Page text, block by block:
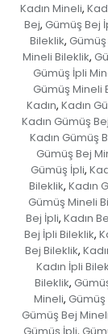
Kadın Mineli,
Bej, Gümüş Bej
Bileklik, Gümüş
Mineli Bileklik,
Gümüş İpli
Gümüş Mineli
Kadın, Kadın
Kadın Gümüş
Kadın Gümüş
Gümüş Bej
Gümüş İpli,
Bileklik, Kadın
Gümüş Mineli
Bej İpli, Kadın
Bej İpli Bileklik,
Bej Bileklik,
Kadın İpli
Bileklik,
Mineli, Gümüş
Gümüş Bej Mineli
,